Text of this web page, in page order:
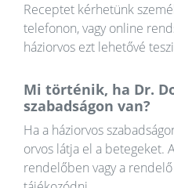
Receptet kérhetünk
telefonon, vagy online
háziorvos ezt lehetővé
Mi történik, ha Dr.
szabadságon van?
Ha a háziorvos
orvos látja el a betegeket.
rendelőben vagy a